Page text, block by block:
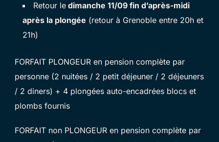
Retour le dimanche 11/09 fin d’après-midi
après la plongée (retour à Grenoble entre 20h et
21h)
FORFAIT PLONGEUR en pension complète par
personne (2 nuitées / 2 petit déjeuner / 2 déjeuners
/ 2 diners) + 4 plongées auto-encadrées blocs et
plombs fournis
FORFAIT non PLONGEUR en pension complète par